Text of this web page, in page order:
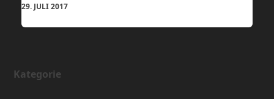
29. JULI 2017
Kategorie